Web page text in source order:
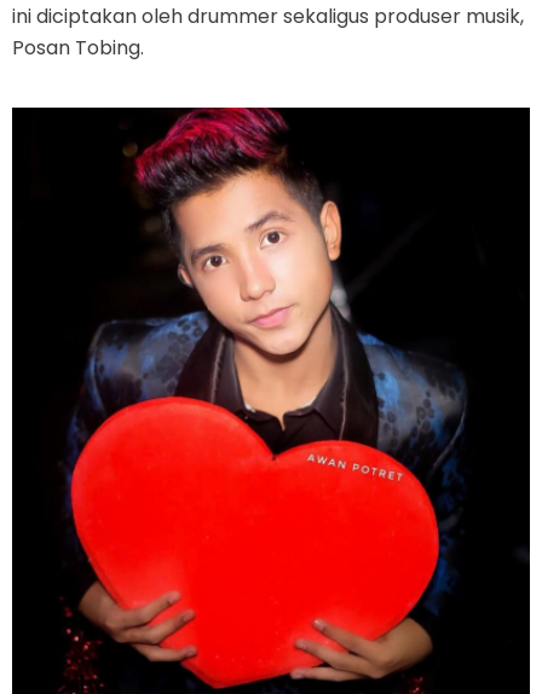
ini diciptakan oleh drummer sekaligus produser musik,
Posan Tobing.